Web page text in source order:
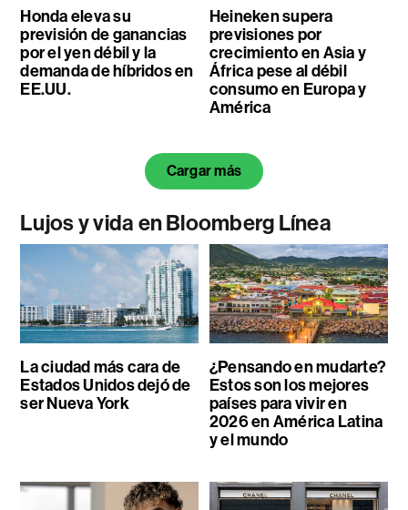
Honda eleva su
previsión de ganancias
por el yen débil y la
demanda de híbridos en
EE.UU.
Heineken supera
previsiones por
crecimiento en Asia y
África pese al débil
consumo en Europa y
América
Cargar más
Lujos y vida en Bloomberg Línea
La ciudad más cara de
Estados Unidos dejó de
ser Nueva York
¿Pensando en mudarte?
Estos son los mejores
países para vivir en
2026 en América Latina
y el mundo